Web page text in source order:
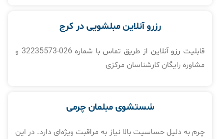
رزرو آنلاین مبلشویی در کرج
قابلیت رزو آنلاین از طریق تماس با شماره 026-32235573 و
مشاوره رایگان کارشناسان مرکزی
شستشوی مبلمان چرمی
چرم به دلیل حساسیت بالا نیاز به مراقبت ویژه‌ای دارد. در این